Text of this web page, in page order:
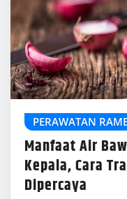
PERAWATAN
Manfaat Air
Kepala, Cara
Dipercaya